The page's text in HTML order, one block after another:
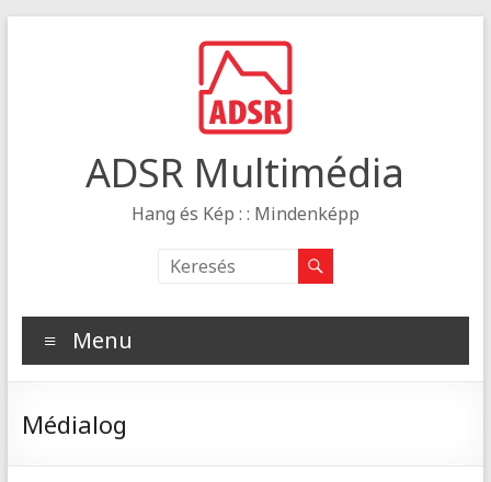
ADSR Multimédia
Hang és Kép : : Mindenképp
Menu
Médialog